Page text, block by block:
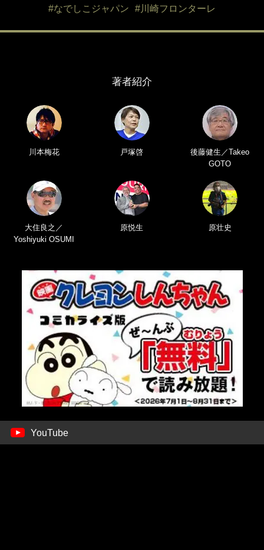
#なでしこジャパン
#川崎フロンターレ
著者紹介
川本梅花 戸塚啓
後藤健生／Takeo
GOTO
大住良之／
Yoshiyuki OSUMI
原悦生 原壮史
YouTube